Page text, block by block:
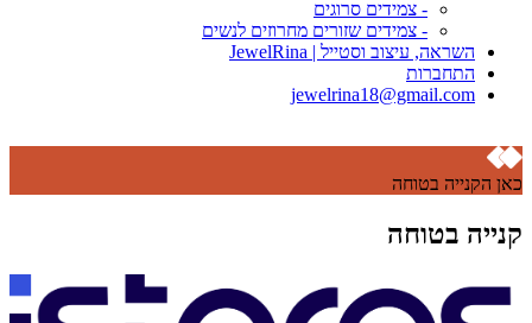
- צמידים סרוגים
- צמידים שזורים מחרוזים לנשים
השראה, עיצוב וסטייל | JewelRina
התחברות
jewelrina18@gmail.com
כאן הקנייה בטוחה
קנייה בטוחה